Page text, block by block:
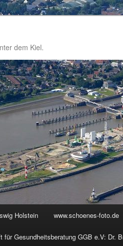
dem Kiel.
Holstein www.schoenes-foto.de
für Gesundheitsberatung GGB e.V: Dr.